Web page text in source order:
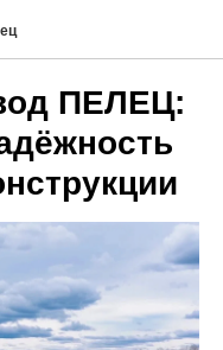
ПЕЛЕЦ: